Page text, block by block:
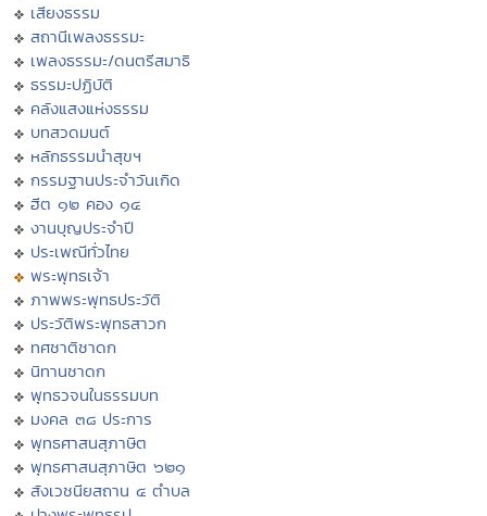
เสียงธรรม
สถานีเพลงธรรมะ
เพลงธรรมะ/ดนตรีสมาธิ
ธรรมะปฏิบัติ
คลังแสงแห่งธรรม
บทสวดมนต์
หลักธรรมนำสุขฯ
กรรมฐานประจำวันเกิด
ฮีต ๑๒ คอง ๑๔
งานบุญประจำปี
ประเพณีทั่วไทย
พระพุทธเจ้า
ภาพพระพุทธประวัติ
ประวัติพระพุทธสาวก
ทศชาติชาดก
นิทานชาดก
พุทธวจนในธรรมบท
มงคล ๓๘ ประการ
พุทธศาสนสุภาษิต
พุทธศาสนสุภาษิต ๖๒๑
สังเวชนียสถาน ๔ ตำบล